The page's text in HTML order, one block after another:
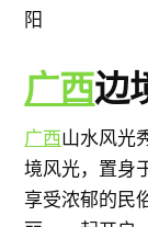
阳
广西边
广西山水风光
境风光，置身
享受浓郁的民